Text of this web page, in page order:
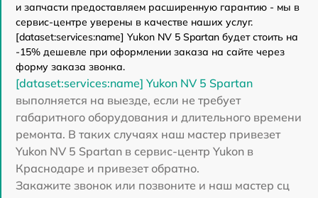
и запчасти предоставляем расширенную гарантию - мы в
сервис-центре уверены в качестве наших услуг.
[dataset:services:name] Yukon NV 5 Spartan будет стоить на
-15% дешевле при оформлении заказа на сайте через
форму заказа звонка.
[dataset:services:name] Yukon NV 5 Spartan
выполняется на выезде, если не требует
габаритного оборудования и длительного времени
ремонта. В таких случаях наш мастер привезет
Yukon NV 5 Spartan в сервис-центр Yukon в
Краснодаре и привезет обратно.
Закажите звонок или позвоните и наш мастер сц